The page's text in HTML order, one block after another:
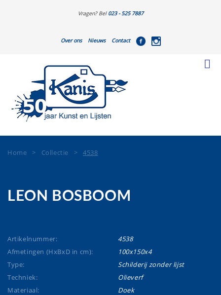
Vragen? Bel 023 - 525 7887
Over ons Nieuws Contact
Home > Collectie >4538
LEON BOSBOOM
Artikelnummer:
4538
Afmetingen (HxBxD in cm):
100x150x4
Type:
Schilderij zonder lijst
Techniek:
Olieverf
Materiaal:
Doek